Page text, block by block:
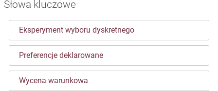
Słowa kluczowe
Eksperyment wyboru dyskretnego
Preferencje deklarowane
Wycena warunkowa